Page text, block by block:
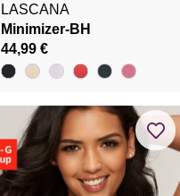
LASCANA
Minimizer-BH
44,99 €